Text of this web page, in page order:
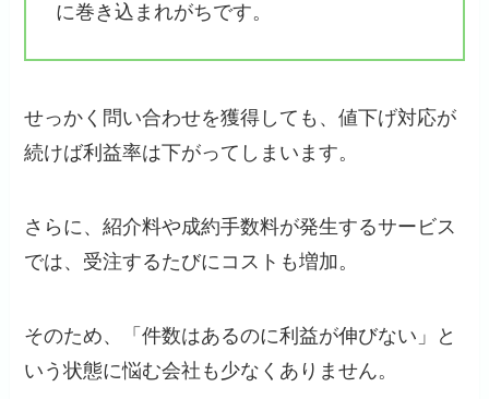
に巻き込まれがちです。
せっかく問い合わせを獲得しても、値下げ対応が
続けば利益率は下がってしまいます。
さらに、紹介料や成約手数料が発生するサービス
では、受注するたびにコストも増加。
そのため、「件数はあるのに利益が伸びない」と
いう状態に悩む会社も少なくありません。